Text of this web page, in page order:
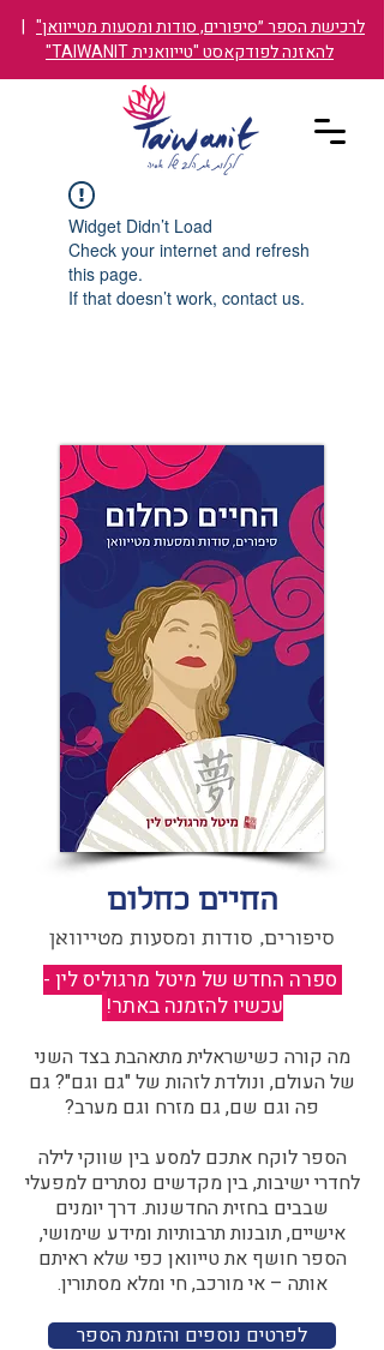
לרכישת הספר ״סיפורים, סודות ומסעות מטייוואן" |
להאזנה לפודקאסט "טייוואנית TAIWANIT"
Widget Didn’t Load
Check your internet and refresh
this page.
If that doesn’t work, contact us.
החיים כחלום
סיפורים, סודות ומסעות מטייוואן
ספרה החדש של מיטל מרגוליס לין -
עכשיו להזמנה באתר!
מה קורה כשישראלית מתאהבת בצד השני
של העולם, ונולדת לזהות של "גם וגם"? גם
פה וגם שם, גם מזרח וגם מערב?​​
הספר לוקח אתכם למסע בין שווקי לילה
לחדרי ישיבות, בין מקדשים נסתרים למפעלי
שבבים בחזית החדשנות. דרך יומנים
אישיים, תובנות תרבותיות ומידע שימושי,
הספר חושף את טייוואן כפי שלא ראיתם
אותה – אי מורכב, חי ומלא מסתורין.
לפרטים נוספים והזמנת הספר